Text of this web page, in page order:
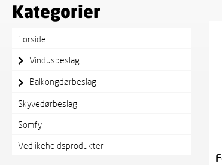
Kategorier
Forside
Vindusbeslag
Balkongdørbeslag
Skyvedørbeslag
Somfy
Vedlikeholdsprodukter